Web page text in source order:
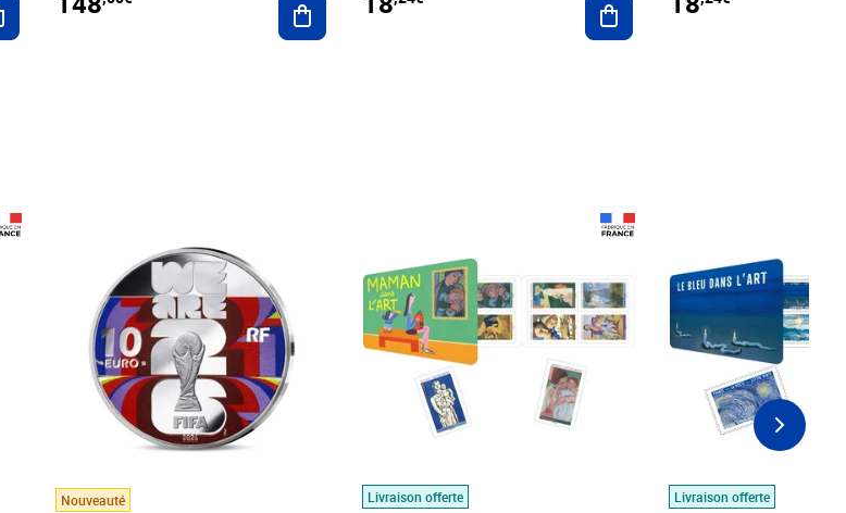
Nouveauté
Livraison offerte
Livraison offerte